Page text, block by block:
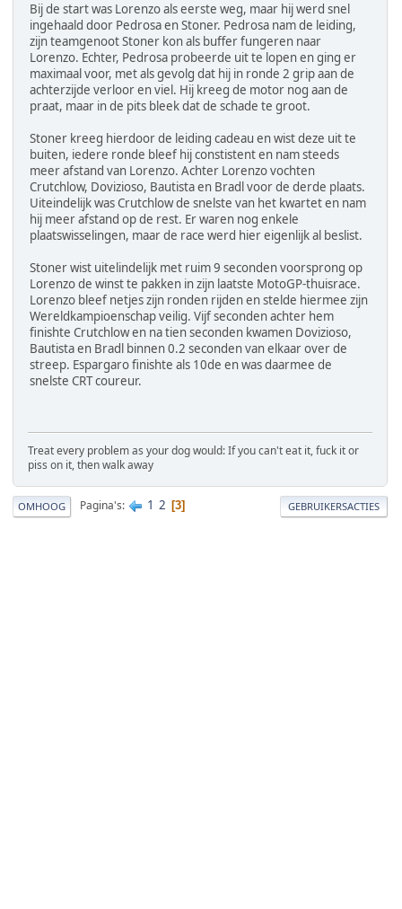
Bij de start was Lorenzo als eerste weg, maar hij werd snel
ingehaald door Pedrosa en Stoner. Pedrosa nam de leiding,
zijn teamgenoot Stoner kon als buffer fungeren naar
Lorenzo. Echter, Pedrosa probeerde uit te lopen en ging er
maximaal voor, met als gevolg dat hij in ronde 2 grip aan de
achterzijde verloor en viel. Hij kreeg de motor nog aan de
praat, maar in de pits bleek dat de schade te groot.
Stoner kreeg hierdoor de leiding cadeau en wist deze uit te
buiten, iedere ronde bleef hij constistent en nam steeds
meer afstand van Lorenzo. Achter Lorenzo vochten
Crutchlow, Dovizioso, Bautista en Bradl voor de derde plaats.
Uiteindelijk was Crutchlow de snelste van het kwartet en nam
hij meer afstand op de rest. Er waren nog enkele
plaatswisselingen, maar de race werd hier eigenlijk al beslist.
Stoner wist uitelindelijk met ruim 9 seconden voorsprong op
Lorenzo de winst te pakken in zijn laatste MotoGP-thuisrace.
Lorenzo bleef netjes zijn ronden rijden en stelde hiermee zijn
Wereldkampioenschap veilig. Vijf seconden achter hem
finishte Crutchlow en na tien seconden kwamen Dovizioso,
Bautista en Bradl binnen 0.2 seconden van elkaar over de
streep. Espargaro finishte als 10de en was daarmee de
snelste CRT coureur.
Treat every problem as your dog would: If you can't eat it, fuck it or
piss on it, then walk away
OMHOOG Pagina's 1 2 3 GEBRUIKERSACTIES